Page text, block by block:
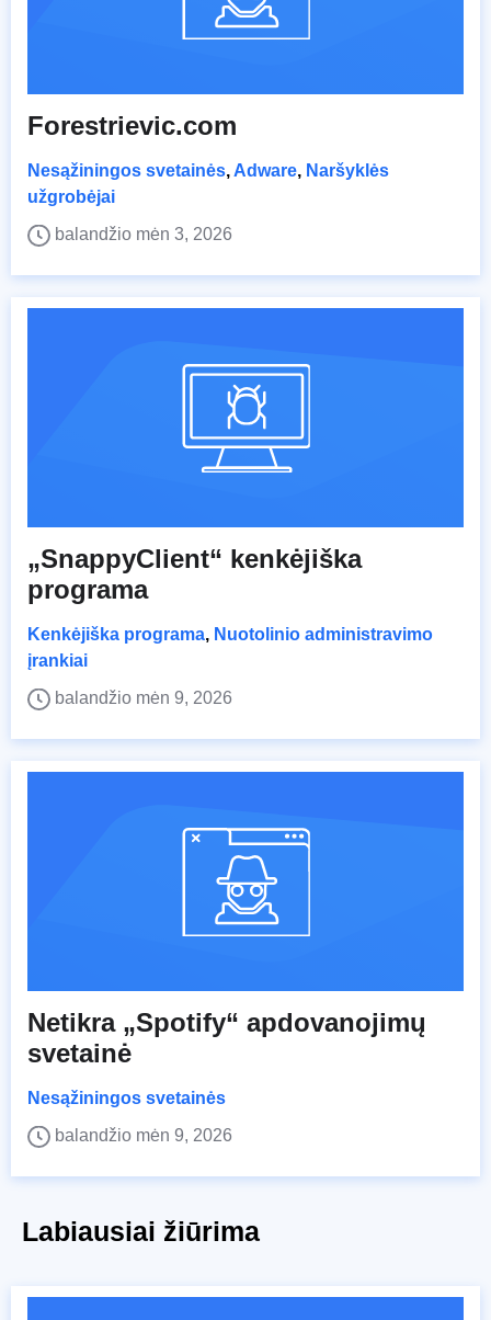
Forestrievic.com
Nesąžiningos svetainės, Adware, Naršyklės
užgrobėjai
balandžio mėn 3, 2026
„SnappyClient“ kenkėjiška
programa
Kenkėjiška programa, Nuotolinio administravimo
įrankiai
balandžio mėn 9, 2026
Netikra „Spotify“ apdovanojimų
svetainė
Nesąžiningos svetainės
balandžio mėn 9, 2026
Labiausiai žiūrima